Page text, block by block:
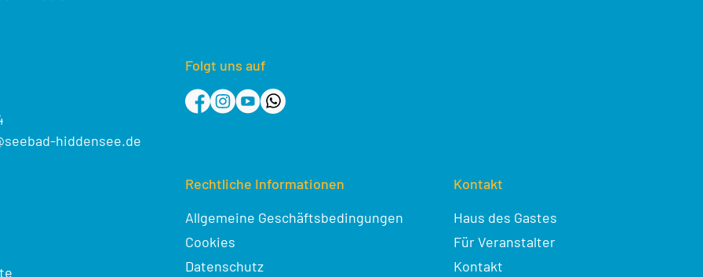
hiddensee.de
Folgt uns auf
Rechtliche Informationen
Allgemeine Geschäftsbedingungen
Cookies
Datenschutz
Kontakt
Haus des Gastes
Für Veranstalter
Kontakt